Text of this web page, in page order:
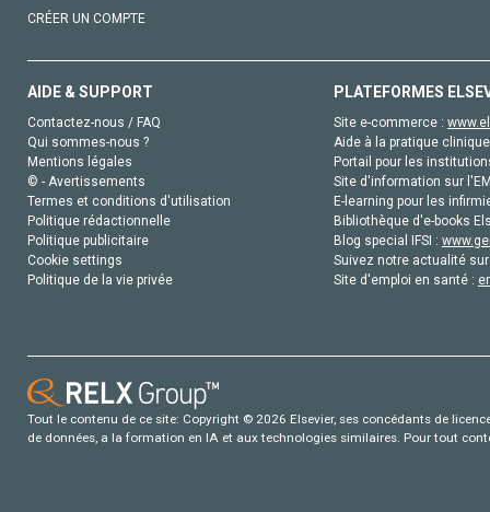
CRÉER UN COMPTE
AIDE & SUPPORT
Contactez-nous / FAQ
Qui sommes-nous ?
Mentions légales
© - Avertissements
Termes et conditions d'utilisation
Politique rédactionnelle
Politique publicitaire
Cookie settings
Politique de la vie privée
PLATEFORMES
Site e-commerce :
Aide à la pratique
Portail pour les
Site d'information sur
E-learning pour les
Bibliothèque d'e-books
Blog special IFSI :
Suivez notre actualité
Site d'emploi en santé :
Tout le contenu de ce site: Copyright © 2026 Elsevier, ses concédants de
de données, a la formation en IA et aux technologies similaires. Pour tout